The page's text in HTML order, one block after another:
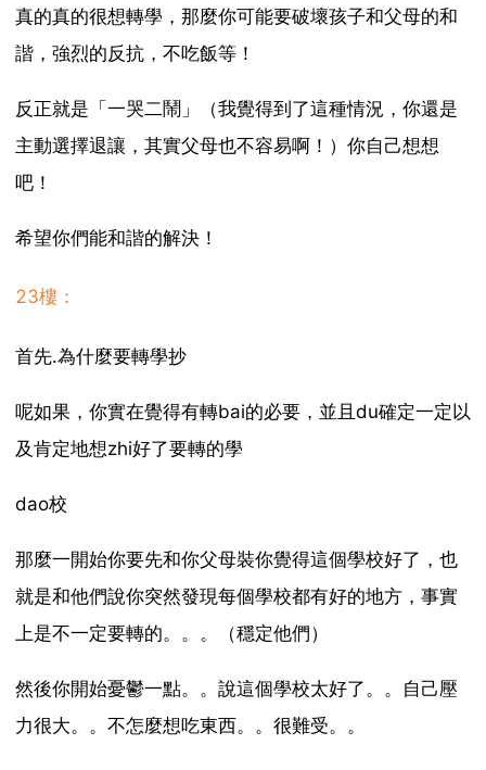
真的真的很想轉學，那麼你可能要破壞孩子和父母的和
諧，強烈的反抗，不吃飯等！
反正就是「一哭二鬧」（我覺得到了這種情況，你還是
主動選擇退讓，其實父母也不容易啊！）你自己想想
吧！
希望你們能和諧的解決！
23樓：
首先.為什麼要轉學抄
呢如果，你實在覺得有轉bai的必要，並且du確定一定以
及肯定地想zhi好了要轉的學
dao校
那麼一開始你要先和你父母裝你覺得這個學校好了，也
就是和他們說你突然發現每個學校都有好的地方，事實
上是不一定要轉的。。。（穩定他們）
然後你開始憂鬱一點。。說這個學校太好了。。自己壓
力很大。。不怎麼想吃東西。。很難受。。